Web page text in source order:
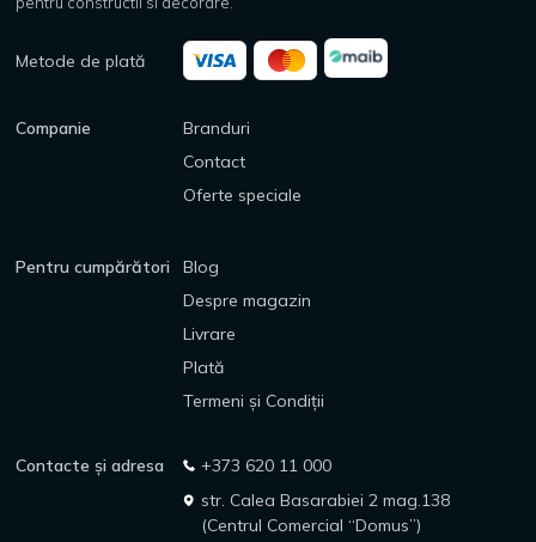
Metode de plată
Companie
Branduri
Contact
Oferte speciale
Pentru cumpărători
Blog
Despre magazin
Livrare
Plată
Termeni și Condiții
Contacte și adresa
+373 620 11 000
str. Calea Basarabiei 2 mag.138
(Centrul Comercial “Domus”)